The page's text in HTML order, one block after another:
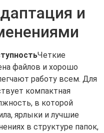
и
Четкие
файлов и хорошо
работу всем. Для
компактная
в которой
ярлыки и лучшие
в структуре папок,